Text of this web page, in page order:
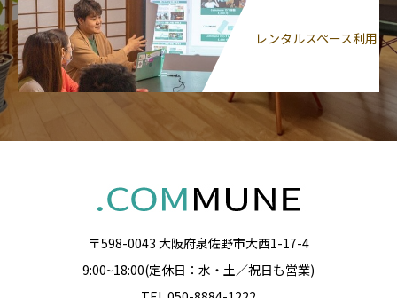
レンタルスペース利用
〒598-0043 大阪府泉佐野市大西1-17-4
9:00~18:00(定休日：水・土／祝日も営業)